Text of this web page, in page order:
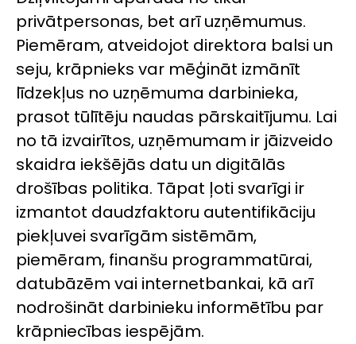
privātpersonas, bet arī uzņēmumus.
Piemēram, atveidojot direktora balsi un
seju, krāpnieks var mēģināt izmānīt
līdzekļus no uzņēmuma darbinieka,
prasot tūlītēju naudas pārskaitījumu. Lai
no tā izvairītos, uzņēmumam ir jāizveido
skaidra iekšējās datu un digitālās
drošības politika. Tāpat ļoti svarīgi ir
izmantot daudzfaktoru autentifikāciju
piekļuvei svarīgām sistēmām,
piemēram, finanšu programmatūrai,
datubāzēm vai internetbankai, kā arī
nodrošināt darbinieku informētību par
krāpniecības iespējām.